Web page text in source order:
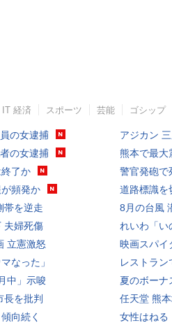
IT 経済 スポーツ 芸能 ゴシップ
の女逮捕
の女逮捕
了か
が頻発か
帯を逆走
夫婦死傷
立憲激怒
なった」
中」示唆
長を批判
向続く
アジカン
熊本で最大
警官発砲で
道路標識を
8月の台風
れいわ「い
映画スパイ
レストラン
夏のボーナ
任天堂 熊
女性はねる